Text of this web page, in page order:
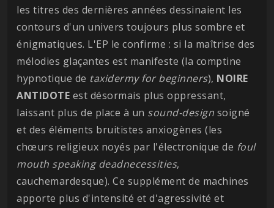
les titres des dernières années dessinaient les
contours d'un univers toujours plus sombre et
énigmatiques. L'EP le confirme : si la maîtrise des
mélodies glaçantes est manifeste (la comptine
hypnotique de taxidermy for beginners), NOIRE
ANTIDOTE est désormais plus oppressant,
laissant plus de place à un sound-design soigné
et des éléments bruitistes anxiogènes (les
chœurs religieux noyés par l'électronique de foul
mouth speaking deadnecessities,
cauchemardesque). Ce supplément de machines
apporte plus d'intensité et d'agressivité et